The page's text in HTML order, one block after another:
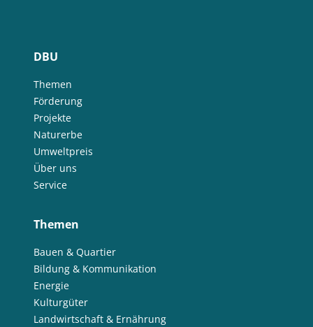
DBU
Themen
Förderung
Projekte
Naturerbe
Umweltpreis
Über uns
Service
Themen
Bauen & Quartier
Bildung & Kommunikation
Energie
Kulturgüter
Landwirtschaft & Ernährung